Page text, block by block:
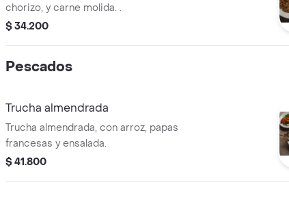
chorizo, y carne molida. .
$ 34.200
Pescados
Trucha almendrada
Trucha almendrada, con arroz, papas
francesas y ensalada.
$ 41.800